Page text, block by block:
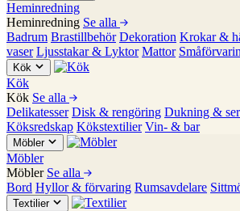
Heminredning
Heminredning Se alla
Badrum Brastillbehör Dekoration Krokar &
vaser Ljusstakar & Lyktor Mattor
Kök
Kök
Kök Se alla
Delikatesser Disk & rengöring Dukning &
Köksredskap Kökstextilier Vin- & bar
Möbler
Möbler
Möbler Se alla
Bord Hyllor & förvaring Rumsavdelare
Textilier